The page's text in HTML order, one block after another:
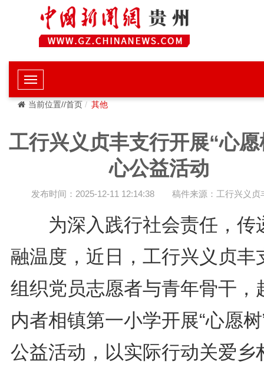
当前位置//首页 其他
工行兴义贞丰支行开展“心愿
心公益活动
发布时间：2025-12-11 12:14:38 稿件来源：工行兴义贞
为深入践行社会责任，传
融温度，近日，工行兴义贞丰
组织党员志愿者与青年骨干，
内者相镇第一小学开展“心愿
公益活动，以实际行动关爱乡